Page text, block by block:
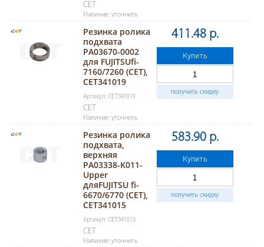
CET
Наличие: уточнить
Резинка ролика
подхвата
PA03670-0002
для FUJITSUfi-
7160/7260 (CET),
CET341019
Артикул: CET341019
CET
Наличие: уточнить
411.48 р.
Купить
получить скидку
Резинка ролика
подхвата,
верхняя
PA03338-K011-
Upper
дляFUJITSU fi-
6670/6770 (CET),
CET341015
Артикул: CET341015
CET
Наличие: уточнить
583.90 р.
Купить
получить скидку